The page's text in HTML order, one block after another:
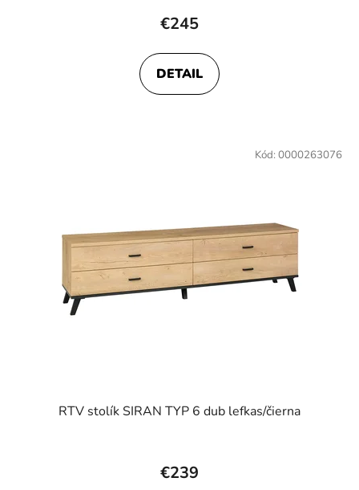
€245
DETAIL
RTV stolík SIRAN TYP 6 dub lefkas/čierna
€239
Kód: 0000263076